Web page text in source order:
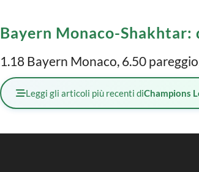
Bayern Monaco-Shakhtar:
1.18 Bayern Monaco, 6.50
Leggi gli articoli più recenti diChampions